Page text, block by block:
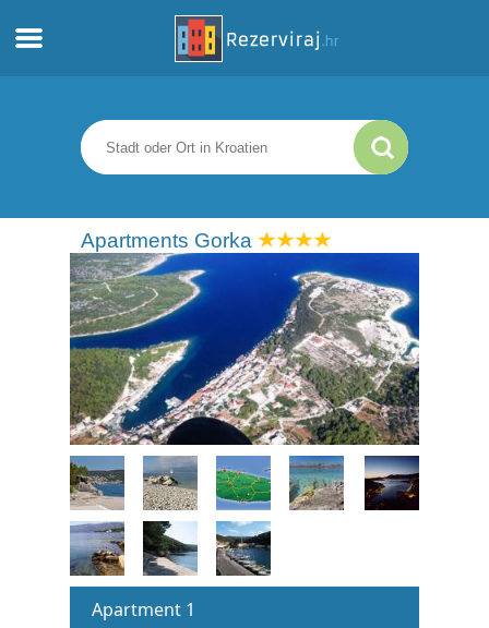
Apartments
Touristeninformation
Strände
webcams
Treffen Sie Kroatien
museen
Apartments Gorka
Apartment 1